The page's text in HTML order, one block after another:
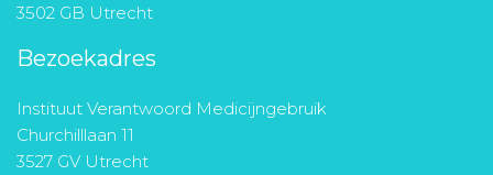
3502 GB Utrecht
Bezoekadres
Instituut Verantwoord Medicijngebruik
Churchilllaan 11
3527 GV Utrecht